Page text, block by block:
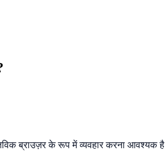
ब्राउज़र के रूप में व्यवहार करना